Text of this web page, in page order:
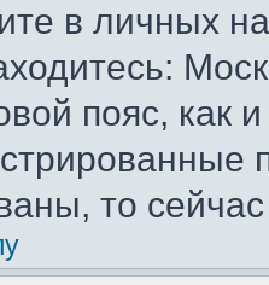
в личных
пояс, как
то